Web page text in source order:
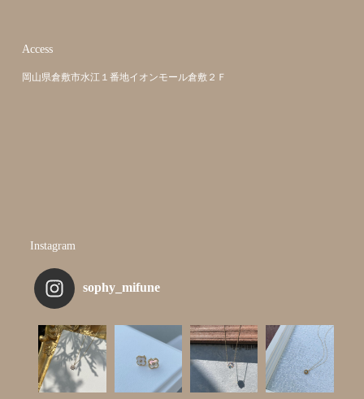
Access
岡山県倉敷市水江１番地イオンモール倉敷２Ｆ
Instagram
sophy_mifune